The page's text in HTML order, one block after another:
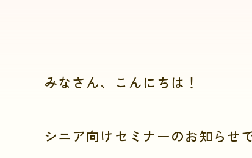
みなさん、こんにちは！
シニア向けセミナーのお知らせで